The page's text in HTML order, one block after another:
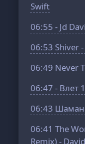
Swift
06:55 - Jd
06:53 Shiver
06:49 Never
06:47 - Влет 1
06:43 Шаман
06:41 The
Remix) -